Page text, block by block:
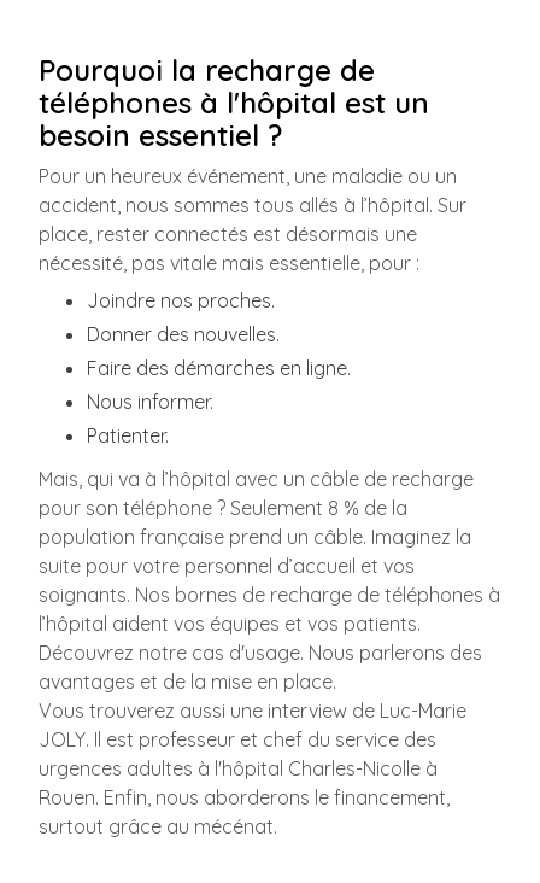
Pourquoi la recharge de
téléphones à l'hôpital est un
besoin essentiel ?
Pour un heureux événement, une maladie ou un
accident, nous sommes tous allés à l’hôpital. Sur
place, rester connectés est désormais une
nécessité, pas vitale mais essentielle, pour :
Joindre nos proches.
Donner des nouvelles.
Faire des démarches en ligne.
Nous informer.
Patienter.
Mais, qui va à l’hôpital avec un câble de recharge
pour son téléphone ? Seulement 8 % de la
population française prend un câble. Imaginez la
suite pour votre personnel d’accueil et vos
soignants. Nos bornes de recharge de téléphones à
l’hôpital aident vos équipes et vos patients.
Découvrez notre cas d'usage. Nous parlerons des
avantages et de la mise en place.
Vous trouverez aussi une interview de Luc-Marie
JOLY. Il est professeur et chef du service des
urgences adultes à l'hôpital Charles-Nicolle à
Rouen. Enfin, nous aborderons le financement,
surtout grâce au mécénat.